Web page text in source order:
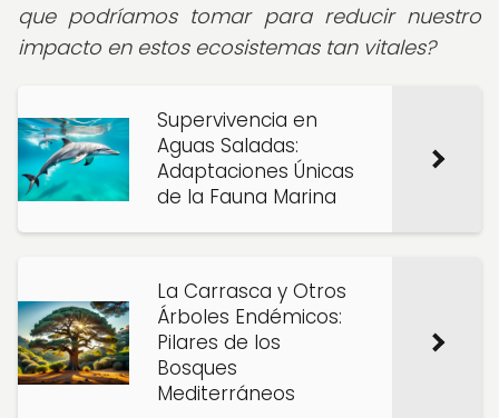
que podríamos tomar para reducir nuestro
impacto en estos ecosistemas tan vitales?
Supervivencia en
Aguas Saladas:
Adaptaciones Únicas
de la Fauna Marina
La Carrasca y Otros
Árboles Endémicos:
Pilares de los
Bosques
Mediterráneos